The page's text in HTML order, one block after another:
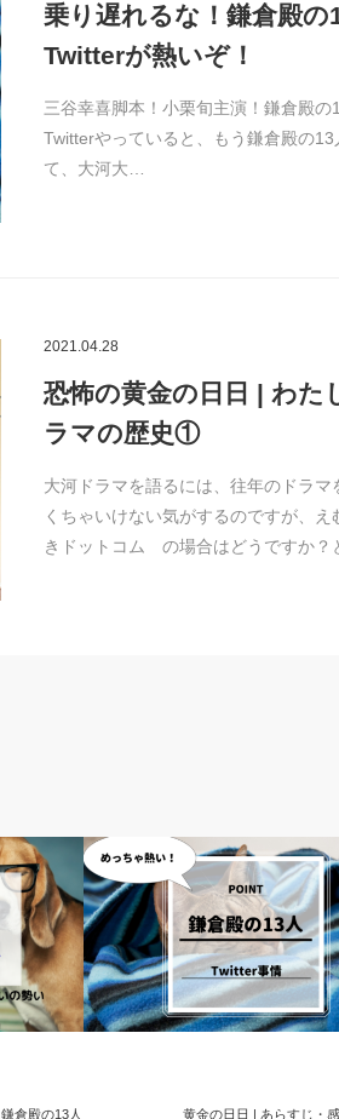
乗り遅れるな！鎌倉殿の
Twitterが熱いぞ！
三谷幸喜脚本！小栗旬主演！鎌倉殿の
Twitterやっていると、もう鎌倉殿の13
て、大河大…
2021.04.28
恐怖の黄金の日日 | わた
ラマの歴史①
大河ドラマを語るには、往年のドラマ
くちゃいけない気がするのですが、え
きドットコム の場合はどうですか？
鎌倉殿の13人 黄金の日日 | あらすじ・